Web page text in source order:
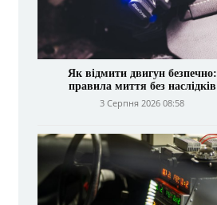
Як відмити двигун безпечно:
правила миття без наслідків
3 Серпня 2026 08:58